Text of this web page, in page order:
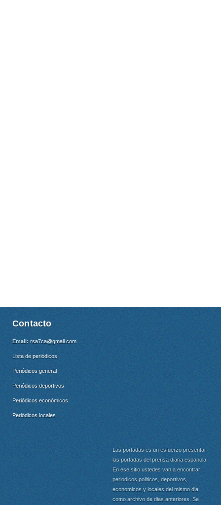
Contacto
Email: rsa7ca@gmail.com
Lista de periódicos
Periódicos general
Periódicos deportivos
Periódicos económicos
Periódicos locales
Las portadas es un esfuerzo presentar
las portadas del prensa diaria espanola.
En ese sitio ustedes van a encontrar
periodicos politicos, deportivos,
economicos y locales del mismo dia
como archivo de dias anteriores. Se